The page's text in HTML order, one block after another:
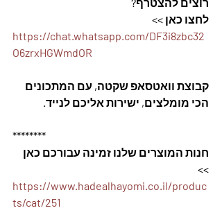
לחצו כאן >>
https://chat.whatsapp.com/DF3i8zbc32
O6zrxHGWmdOR
קבוצת וואטסאפ שקטה, עם המתכונים
הכי מומלצים, ישירות אליכם לנייד.
********
חנות המוצרים שלנו זמינה עבורכם כאן
>>
https://www.hadealhayomi.co.il/produc
ts/cat/251